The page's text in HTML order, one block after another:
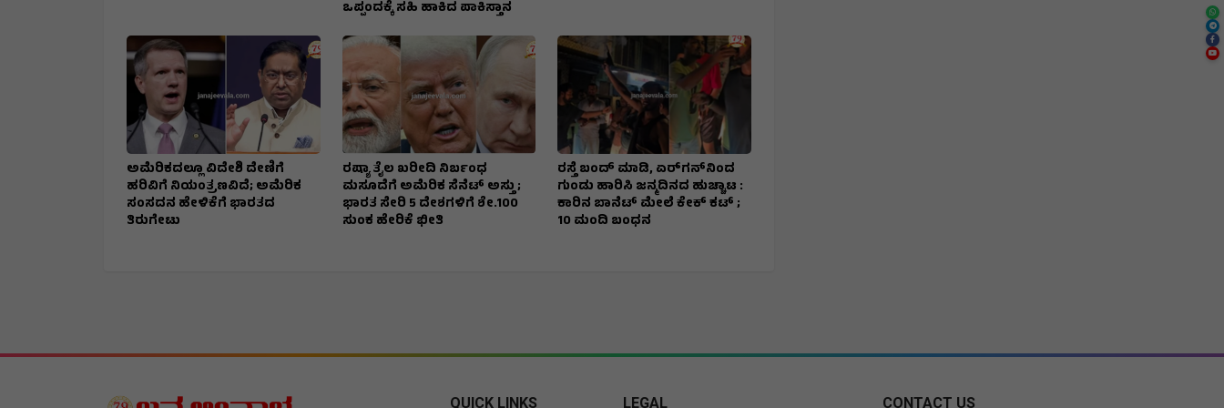
ಒಪ್ಪಂದಕ್ಕೆ ಸಹಿ ಹಾಕಿದ ಪಾಕಿಸ್ತಾನ
ಅಮೆರಿಕದಲ್ಲೂ ವಿದೇಶಿ ದೇಣಿಗೆ
ಹರಿವಿಗೆ ನಿಯಂತ್ರಣವಿದೆ; ಅಮೆರಿಕ
ಸಂಸದನ ಹೇಳಿಕೆಗೆ ಭಾರತದ
ತಿರುಗೇಟು
ರಷ್ಯಾ ತೈಲ ಖರೀದಿ ನಿರ್ಬಂಧ
ಮಸೂದೆಗೆ ಅಮೆರಿಕ ಸೆನೆಟ್ ಅಸ್ತು ;
ಭಾರತ ಸೇರಿ 5 ದೇಶಗಳಿಗೆ ಶೇ.100
ಸುಂಕ ಹೇರಿಕೆ ಭೀತಿ
ರಸ್ತೆ ಬಂದ್ ಮಾಡಿ, ಏರ್‌ಗನ್‌ನಿಂದ
ಗುಂಡು ಹಾರಿಸಿ ಜನ್ಮದಿನದ ಹುಚ್ಚಾಟ :
ಕಾರಿನ ಬಾನೆಟ್ ಮೇಲೆ ಕೇಕ್ ಕಟ್‌ ;
10 ಮಂದಿ ಬಂಧನ
QUICK LINKS LEGAL CONTACT US